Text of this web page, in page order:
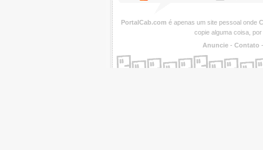
PortalCab.com é apenas um site pessoal onde
copie alguma coisa,
Anuncie- Contato